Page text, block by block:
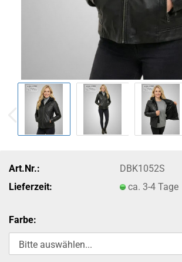
Art.Nr.:
DBK1052S
Lieferzeit:
ca. 3-4 Tage
Farbe: